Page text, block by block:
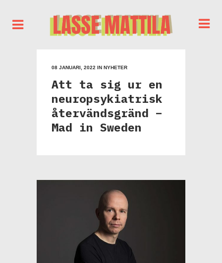
08 JANUARI, 2022 IN NYHETER
Att ta sig ur en
neuropsykiatrisk
återvändsgränd –
Mad in Sweden